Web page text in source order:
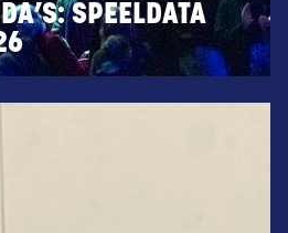
SPEELDATA